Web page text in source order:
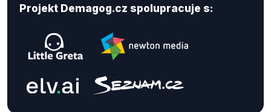
Projekt Demagog.cz spolupracuje s: